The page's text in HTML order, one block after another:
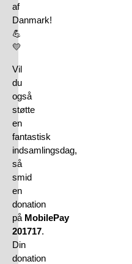
af
Danmark!
💪
💛
Vil
du
også
støtte
en
fantastisk
indsamlingsdag,
så
smid
en
donation
på MobilePay
201717.
Din
donation